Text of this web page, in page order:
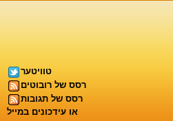
טוויטער
רסס של רובוטים
רסס של תגובות
או עידכונים במייל